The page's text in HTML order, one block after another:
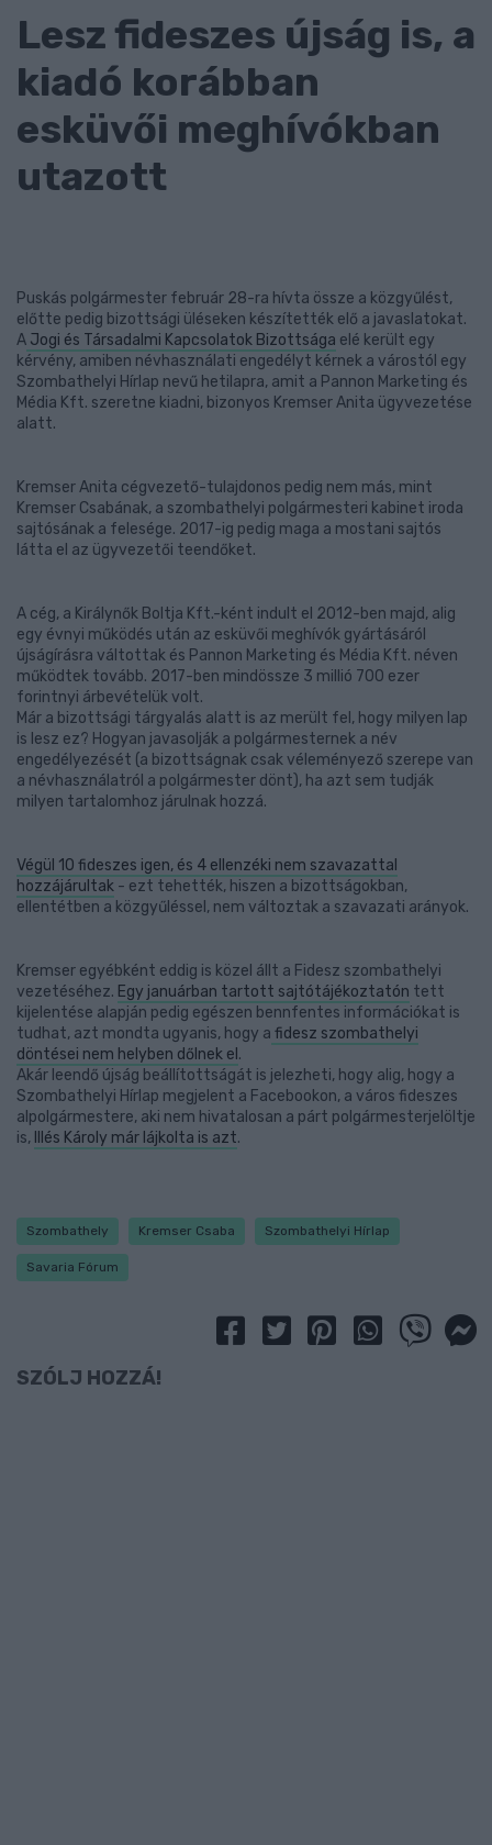
Lesz fideszes újság is, a
kiadó korábban
esküvői meghívókban
utazott
Puskás polgármester február 28-ra hívta össze a közgyűlést,
előtte pedig bizottsági üléseken készítették elő a javaslatokat.
A Jogi és Társadalmi Kapcsolatok Bizottsága elé került egy
kérvény, amiben névhasználati engedélyt kérnek a várostól egy
Szombathelyi Hírlap nevű hetilapra, amit a Pannon Marketing és
Média Kft. szeretne kiadni, bizonyos Kremser Anita ügyvezetése
alatt.
Kremser Anita cégvezető-tulajdonos pedig nem más, mint
Kremser Csabának, a szombathelyi polgármesteri kabinet iroda
sajtósának a felesége. 2017-ig pedig maga a mostani sajtós
látta el az ügyvezetői teendőket.
A cég, a Királynők Boltja Kft.-ként indult el 2012-ben majd, alig
egy évnyi működés után az esküvői meghívók gyártásáról
újságírásra váltottak és Pannon Marketing és Média Kft. néven
működtek tovább. 2017-ben mindössze 3 millió 700 ezer
forintnyi árbevételük volt.
Már a bizottsági tárgyalás alatt is az merült fel, hogy milyen lap
is lesz ez? Hogyan javasolják a polgármesternek a név
engedélyezését (a bizottságnak csak véleményező szerepe van
a névhasználatról a polgármester dönt), ha azt sem tudják
milyen tartalomhoz járulnak hozzá.
Végül 10 fideszes igen, és 4 ellenzéki nem szavazattal
hozzájárultak - ezt tehették, hiszen a bizottságokban,
ellentétben a közgyűléssel, nem változtak a szavazati arányok.
Kremser egyébként eddig is közel állt a Fidesz szombathelyi
vezetéséhez. Egy januárban tartott sajtótájékoztatón tett
kijelentése alapján pedig egészen bennfentes információkat is
tudhat, azt mondta ugyanis, hogy a fidesz szombathelyi
döntései nem helyben dőlnek el .
Akár leendő újság beállítottságát is jelezheti, hogy alig, hogy a
Szombathelyi Hírlap megjelent a Facebookon, a város fideszes
alpolgármestere, aki nem hivatalosan a párt polgármesterjelöltje
is,
Illés Károly már lájkolta is azt.
Szombathely Kremser Csaba Szombathelyi Hírlap
Savaria Fórum
SZÓLJ HOZZÁ!